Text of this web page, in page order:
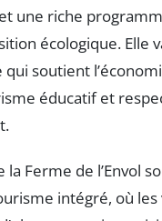
une riche
écologique. Elle
soutient
éducatif et
la Ferme de l’Envol
intégré, où